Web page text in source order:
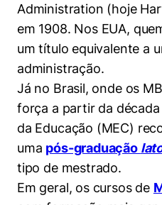
Administration (hoje
em 1908. Nos EUA,
um título equivalente a
administração.
Já no Brasil, onde os
força a partir da
da Educação (MEC)
uma pós-graduação
tipo de mestrado.
Em geral, os cursos de